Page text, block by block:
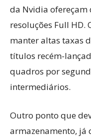
da Nvidia
resoluções Full HD.
manter altas taxas
títulos recém-
quadros por
intermediários.
Outro ponto que
armazenamento, já